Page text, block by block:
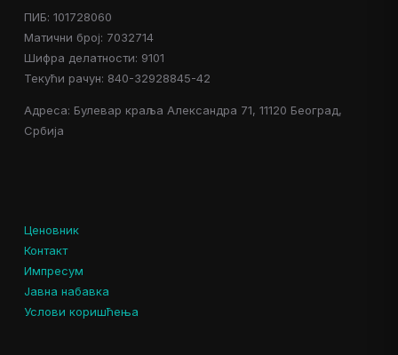
ПИБ: 101728060
Матични број: 7032714
Шифра делатности: 9101
Текући рачун: 840-32928845-42
Адреса: Булевар краља Александра 71, 11120 Београд,
Србија
Ценовник
Контакт
Импресум
Јавна набавка
Услови коришћења